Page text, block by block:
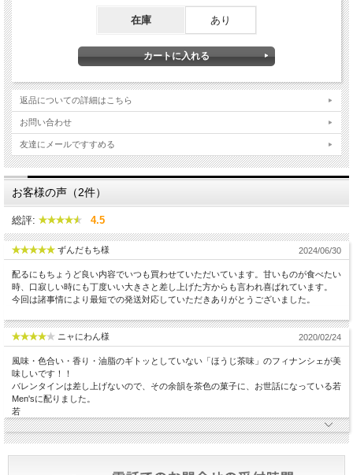
在庫 あり
返品についての詳細はこちら
お問い合わせ
友達にメールですすめる
お客様の声（2件）
総評: 4.5
ずんだもち様 2024/06/30
配るにもちょうど良い内容でいつも買わせていただいています。甘いものが食べたい
時、口寂しい時にも丁度いい大きさと差し上げた方からも言われ喜ばれています。
今回は諸事情により最短での発送対応していただきありがとうございました。
ニャにわん様 2020/02/24
風味・色合い・香り・油脂のギトッとしていない「ほうじ茶味」のフィナンシェが美
味しいです！！
バレンタインは差し上げないので、その余韻を茶色の菓子に、お世話になっている若
Men'sに配りました。
若